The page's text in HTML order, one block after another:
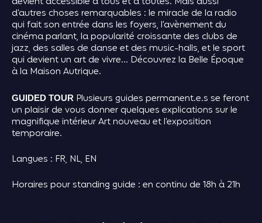
d’autres choses remarquables : le miracle de la radio
qui fait son entrée dans les foyers, l’avènement du
cinéma parlant, la popularité croissante des clubs de
jazz, des salles de danse et des music-halls, et le sport
qui devient un art de vivre… Découvrez la Belle Époque
à la Maison Autrique.
GUIDED TOUR Plusieurs guides permanent.e.s se feront
un plaisir de vous donner quelques explications sur le
magnifique intérieur Art nouveau et l’exposition
temporaire.
Langues : FR, NL, EN
Horaires pour standing guide : en continu de 18h à 21h